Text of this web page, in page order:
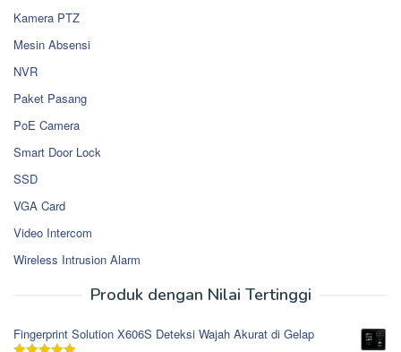
Kamera PTZ
Mesin Absensi
NVR
Paket Pasang
PoE Camera
Smart Door Lock
SSD
VGA Card
Video Intercom
Wireless Intrusion Alarm
Produk dengan Nilai Tertinggi
Fingerprint Solution X606S Deteksi Wajah Akurat di Gelap